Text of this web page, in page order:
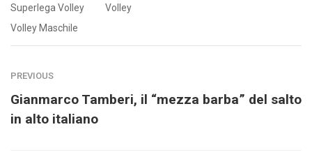
Superlega Volley
Volley
Volley Maschile
PREVIOUS
Gianmarco Tamberi, il “mezza barba” del salto
in alto italiano